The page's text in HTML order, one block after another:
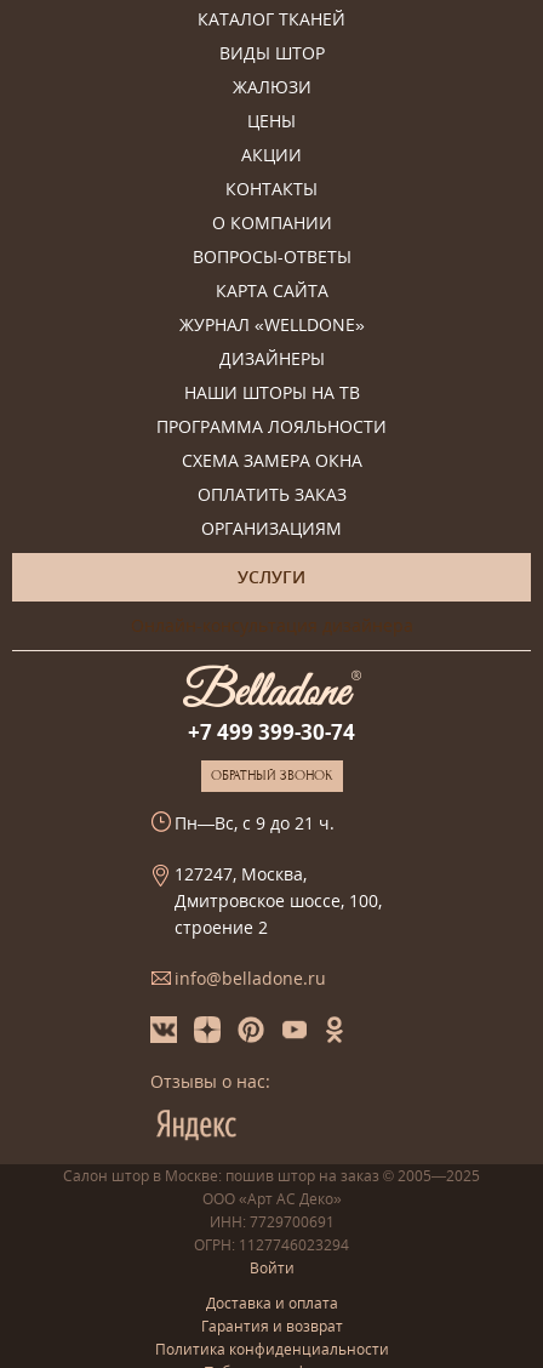
КАТАЛОГ ТКАНЕЙ
ВИДЫ ШТОР
ЖАЛЮЗИ
ЦЕНЫ
АКЦИИ
КОНТАКТЫ
О КОМПАНИИ
ВОПРОСЫ-ОТВЕТЫ
КАРТА САЙТА
ЖУРНАЛ «WELLDONE»
ДИЗАЙНЕРЫ
НАШИ ШТОРЫ НА ТВ
ПРОГРАММА ЛОЯЛЬНОСТИ
СХЕМА ЗАМЕРА ОКНА
ОПЛАТИТЬ ЗАКАЗ
ОРГАНИЗАЦИЯМ
УСЛУГИ
Онлайн-консультация дизайнера
+7 499 399-30-74
ОБРАТНЫЙ ЗВОНОК
Пн—Вс, с 9 до 21 ч.
127247, Москва,
Дмитровское шоссе, 100,
строение 2
info@belladone.ru
Отзывы о нас:
Салон штор в Москве: пошив штор на заказ © 2005—2025
ООО «Арт АС Деко»
ИНН: 7729700691
ОГРН: 1127746023294
Войти
Доставка и оплата
Гарантия и возврат
Политика конфиденциальности